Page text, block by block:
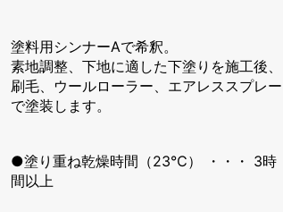
塗料用シンナーAで希釈。
素地調整、下地に適した下塗りを施工後、
刷毛、ウールローラー、エアレススプレー
で塗装します。
●塗り重ね乾燥時間（23℃） ・・・ 3時
間以上